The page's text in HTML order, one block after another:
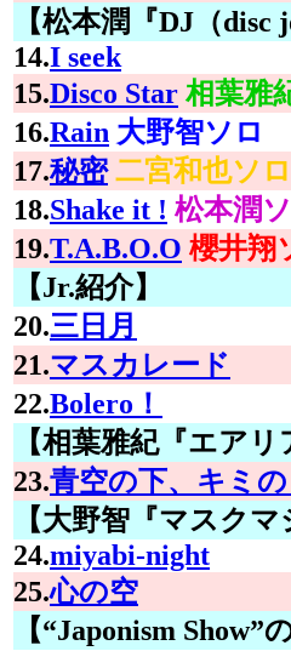
【松本潤『DJ（disc
14.I seek
15.Disco Star 相葉雅
16.Rain 大野智ソロ
17.秘密二宮和也ソロ
18.Shake it ! 松本潤
19.T.A.B.O.O 櫻井翔
【Jr.紹介】
20.三日月
21.マスカレード
22.Bolero！
【相葉雅紀『エア
23.青空の下、キミの
【大野智『マスク
24.miyabi-night
25.心の空
【“Japonism